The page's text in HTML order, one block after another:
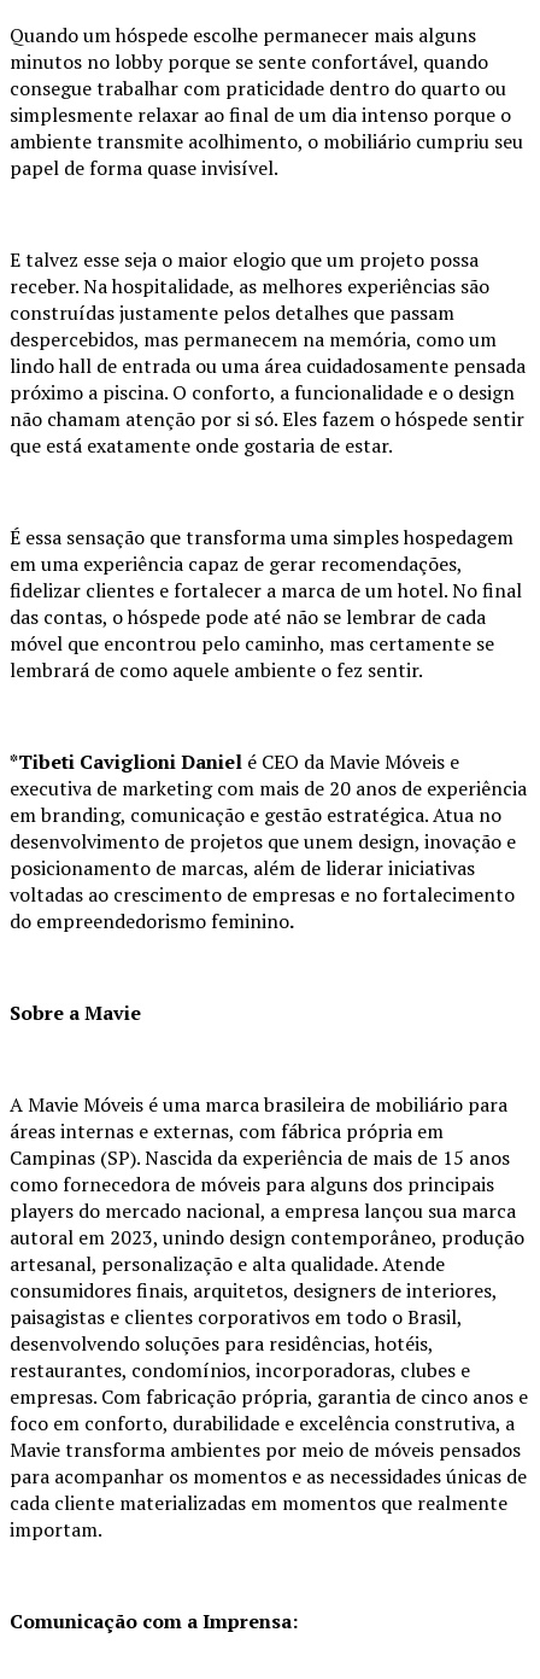
Quando um hóspede escolhe permanecer mais alguns
minutos no lobby porque se sente confortável, quando
consegue trabalhar com praticidade dentro do quarto ou
simplesmente relaxar ao final de um dia intenso porque o
ambiente transmite acolhimento, o mobiliário cumpriu seu
papel de forma quase invisível.
E talvez esse seja o maior elogio que um projeto possa
receber. Na hospitalidade, as melhores experiências são
construídas justamente pelos detalhes que passam
despercebidos, mas permanecem na memória, como um
lindo hall de entrada ou uma área cuidadosamente pensada
próximo a piscina. O conforto, a funcionalidade e o design
não chamam atenção por si só. Eles fazem o hóspede sentir
que está exatamente onde gostaria de estar.
É essa sensação que transforma uma simples hospedagem
em uma experiência capaz de gerar recomendações,
fidelizar clientes e fortalecer a marca de um hotel. No final
das contas, o hóspede pode até não se lembrar de cada
móvel que encontrou pelo caminho, mas certamente se
lembrará de como aquele ambiente o fez sentir.
*Tibeti Caviglioni Daniel é CEO da Mavie Móveis e
executiva de marketing com mais de 20 anos de experiência
em branding, comunicação e gestão estratégica. Atua no
desenvolvimento de projetos que unem design, inovação e
posicionamento de marcas, além de liderar iniciativas
voltadas ao crescimento de empresas e no fortalecimento
do empreendedorismo feminino.
Sobre a Mavie
A Mavie Móveis é uma marca brasileira de mobiliário para
áreas internas e externas, com fábrica própria em
Campinas (SP). Nascida da experiência de mais de 15 anos
como fornecedora de móveis para alguns dos principais
players do mercado nacional, a empresa lançou sua marca
autoral em 2023, unindo design contemporâneo, produção
artesanal, personalização e alta qualidade. Atende
consumidores finais, arquitetos, designers de interiores,
paisagistas e clientes corporativos em todo o Brasil,
desenvolvendo soluções para residências, hotéis,
restaurantes, condomínios, incorporadoras, clubes e
empresas. Com fabricação própria, garantia de cinco anos e
foco em conforto, durabilidade e excelência construtiva, a
Mavie transforma ambientes por meio de móveis pensados
para acompanhar os momentos e as necessidades únicas de
cada cliente materializadas em momentos que realmente
importam.
Comunicação com a Imprensa: